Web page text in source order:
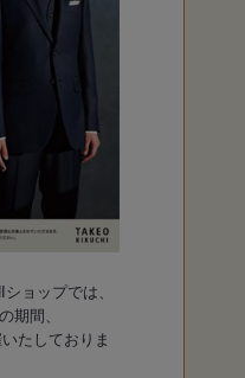
ョップでは、
期間、
たしておりま